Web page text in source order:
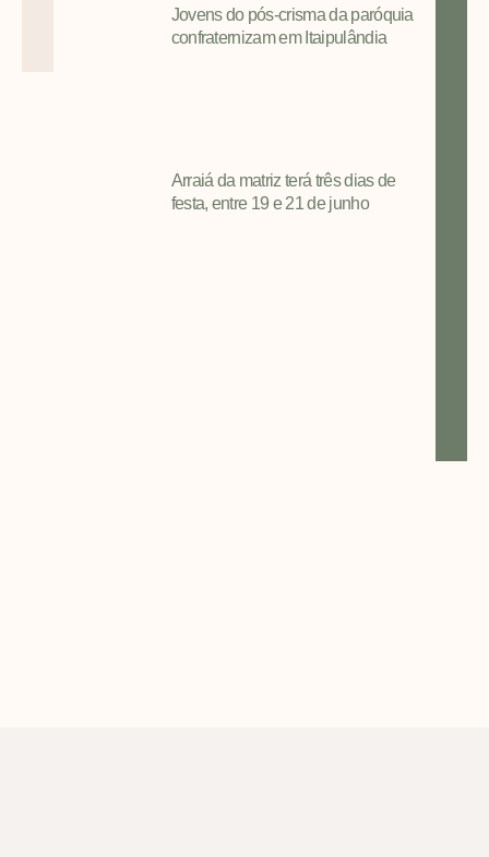
Jovens do pós-crisma da paróquia
confraternizam em Itaipulândia
Arraiá da matriz terá três dias de
festa, entre 19 e 21 de junho